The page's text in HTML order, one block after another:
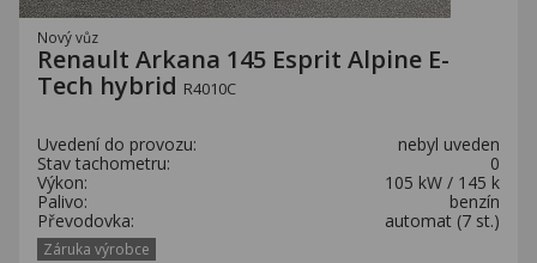
Nový vůz
Renault Arkana 145 Esprit Alpine E-
Tech hybrid R4010C
Uvedení do provozu:
nebyl uveden
Stav tachometru:
0
Výkon:
105 kW / 145 k
Palivo:
benzín
Převodovka:
automat (7 st.)
Záruka výrobce